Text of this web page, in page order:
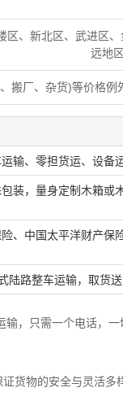
区、新北区、武进区
远地
搬厂、杂货)等价格例
输、零担货运、设备
装，量身定制木箱或
、 中国太平洋财产保
陆路整车运输，取货
，只需一个电话，一
货物的安全与灵活多